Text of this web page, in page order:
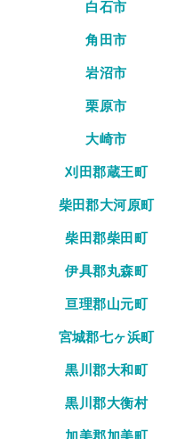
白石市
角田市
岩沼市
栗原市
大崎市
刈田郡蔵王町
柴田郡大河原町
柴田郡柴田町
伊具郡丸森町
亘理郡山元町
宮城郡七ヶ浜町
黒川郡大和町
黒川郡大衡村